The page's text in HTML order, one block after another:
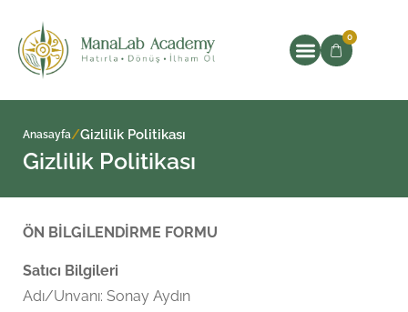
0
Anasayfa/Gizlilik Politikası
Gizlilik Politikası
ÖN BİLGİLENDİRME FORMU
Satıcı Bilgileri
Adı/Unvanı: Sonay Aydın